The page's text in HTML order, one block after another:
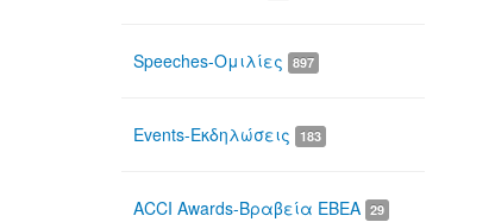
Speeches-Ομιλίες 897
Events-Εκδηλώσεις 183
ACCI Awards-Βραβεία ΕΒΕΑ 29